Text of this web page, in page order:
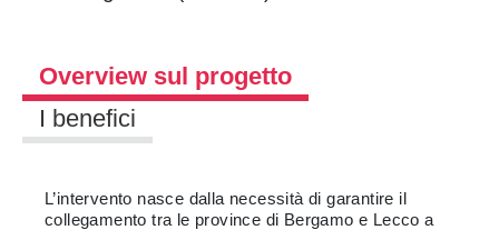
Overview sul progetto
I benefici
L’intervento nasce dalla necessità di garantire il
collegamento tra le province di Bergamo e Lecco a